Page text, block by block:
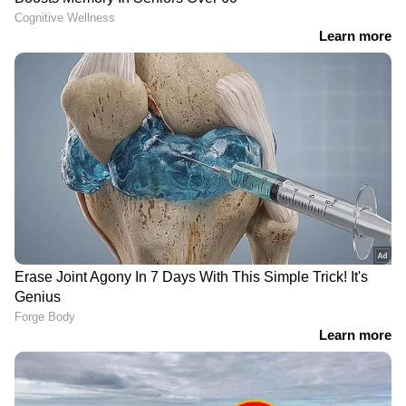
കാര്‍ട്ടൂണ്‍ സഹിതം ' 5000 കോടിയുടെ
ഭൂമിതട്ടിപ്പും കടല്‍ക്കൊള്ളയും' എന്ന കൂറ്റന്‍
പ്രശസ്ത മലയാളം
ചലച്ചിത്ര താരം സലിം
കുമാർ അന്തരിച്ചു
ഇന്ന് നഷ്ടമായത് ആറ്
ജീവൻ, കാലവർഷം
കലിതുള്ളിയെത്തിയപ്പോൾ
കേരളത്തിൽ കനത്ത
നഷ്ടം; വരും
ദിവസങ്ങളിലും അതിശക്ത
മഴ ജാഗ്രത, ഓറഞ്ച്
അലർട്ട്